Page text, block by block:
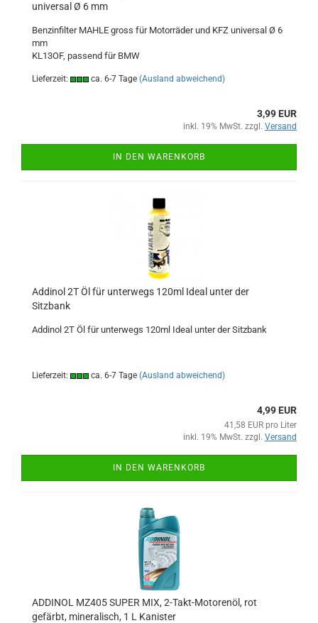
universal Ø 6 mm
Benzinfilter MAHLE gross für Motorräder und KFZ universal Ø 6
mm
KL13OF, passend für BMW
Lieferzeit: ca. 6-7 Tage (Ausland abweichend)
3,99 EUR
inkl. 19% MwSt. zzgl. Versand
IN DEN WARENKORB
Addinol 2T Öl für unterwegs 120ml Ideal unter der
Sitzbank
Addinol 2T Öl für unterwegs 120ml Ideal unter der Sitzbank
Lieferzeit: ca. 6-7 Tage (Ausland abweichend)
4,99 EUR
41,58 EUR pro Liter
inkl. 19% MwSt. zzgl. Versand
IN DEN WARENKORB
ADDINOL MZ405 SUPER MIX, 2-Takt-Motorenöl, rot
gefärbt, mineralisch, 1 L Kanister